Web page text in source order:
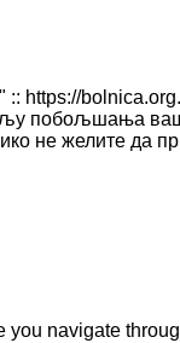
https://
побољшања
не желите да
navigate